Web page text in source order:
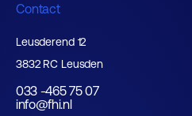
Contact
Leusderend 12
3832 RC Leusden
033 -465 75 07
info@fhi.nl